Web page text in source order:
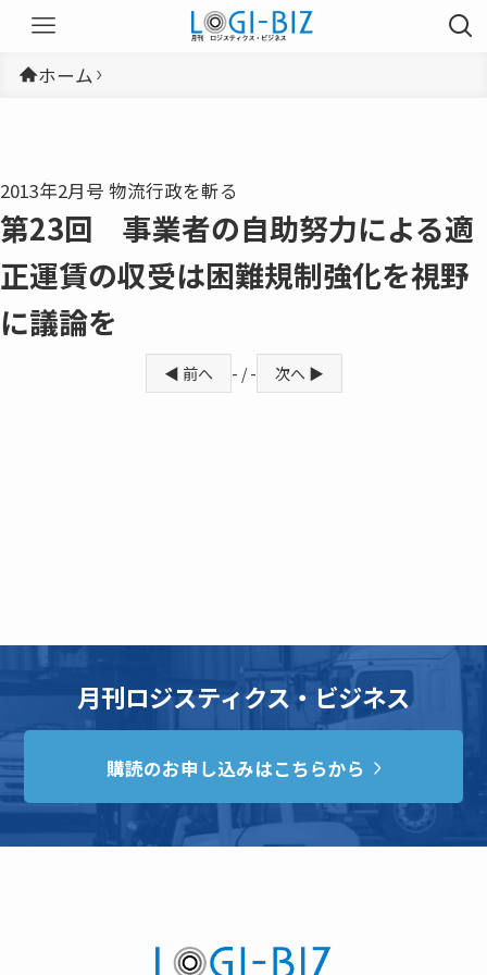
ホーム
2013年2月号 物流行政を斬る
第23回 事業者の自助努力による適
正運賃の収受は困難規制強化を視野
に議論を
◀ 前へ - / - 次へ ▶
月刊ロジスティクス・ビジネス
購読のお申し込みはこちらから